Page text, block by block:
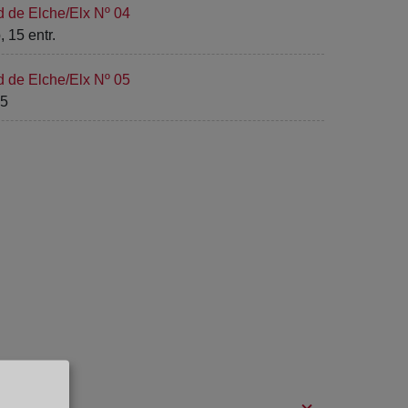
de Elche/Elx Nº 04
15 entr.
de Elche/Elx Nº 05